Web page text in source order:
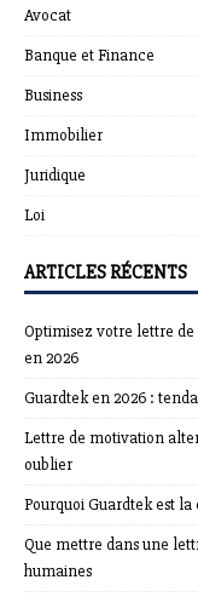
Avocat
Banque et Finance
Business
Immobilier
Juridique
Loi
ARTICLES RÉCENTS
Optimisez votre lettre
en 2026
Guardtek en 2026 :
Lettre de motivation
oublier
Pourquoi Guardtek est
Que mettre dans une
humaines